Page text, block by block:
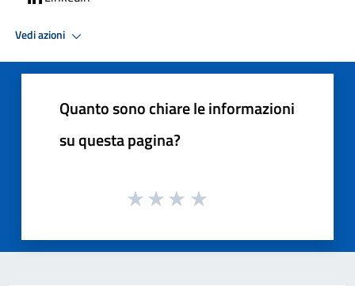
Vedi azioni
Quanto sono chiare le informazioni
su questa pagina?